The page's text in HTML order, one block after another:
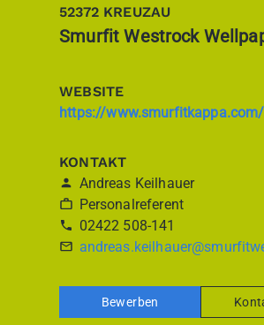
52372 KREUZAU
Smurfit Westrock
WEBSITE
https://
KONTAKT
Andreas Keilhauer
Personalreferent
02422 508-141
Bewerben